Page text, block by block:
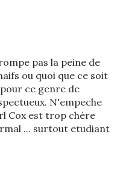
pas la peine de
ou quoi que ce soit
ce genre de
N'empeche
Cox est trop chère
... surtout etudiant